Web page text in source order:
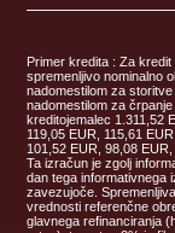
Primer kredita : Za
spremenljivo nominalno
nadomestilom za
nadomestilom za
kreditojemalec 1.311,52
119,05 EUR, 115,61
101,52 EUR, 98,08
Ta izračun je zgolj
dan tega informativnega
zavezujoče.
vrednosti referenčne
glavnega refinanciranja